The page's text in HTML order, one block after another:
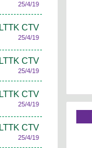
25/4/19
LTTK CTV
25/4/19
LTTK CTV
25/4/19
LTTK CTV
25/4/19
LTTK CTV
25/4/19